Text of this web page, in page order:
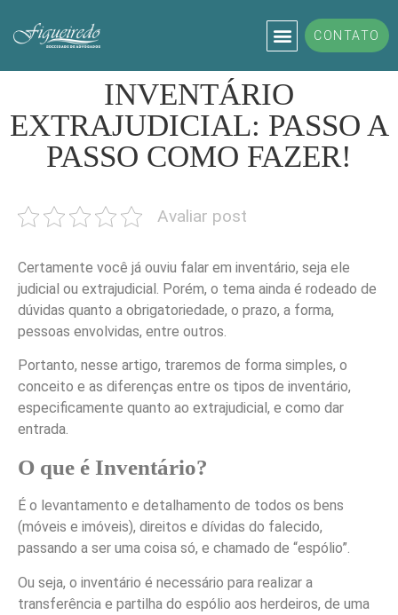
CONTATO
INVENTÁRIO
EXTRAJUDICIAL: PASSO A
PASSO COMO FAZER!
Avaliar post
Certamente você já ouviu falar em inventário, seja ele
judicial ou extrajudicial. Porém, o tema ainda é rodeado de
dúvidas quanto a obrigatoriedade, o prazo, a forma,
pessoas envolvidas, entre outros.
Portanto, nesse artigo, traremos de forma simples, o
conceito e as diferenças entre os tipos de inventário,
especificamente quanto ao extrajudicial, e como dar
entrada.
O que é Inventário?
É o levantamento e detalhamento de todos os bens
(móveis e imóveis), direitos e dívidas do falecido,
passando a ser uma coisa só, e chamado de “espólio”.
Ou seja, o inventário é necessário para realizar a
transferência e partilha do espólio aos herdeiros, de uma